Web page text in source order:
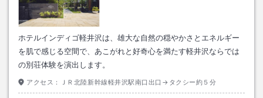
ホテルインディゴ軽井沢は、雄大な自然の穏やかさとエネルギー
を肌で感じる空間で、あこがれと好奇心を満たす軽井沢ならでは
の別荘体験を演出します。
アクセス： ＪＲ北陸新幹線軽井沢駅南口出口→タクシー約５分